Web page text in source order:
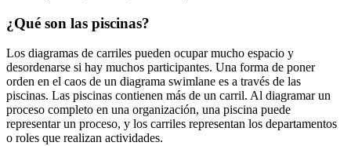
¿Qué son las piscinas?
Los diagramas de carriles pueden ocupar mucho espacio y
desordenarse si hay muchos participantes. Una forma de poner
orden en el caos de un diagrama swimlane es a través de las
piscinas. Las piscinas contienen más de un carril. Al diagramar un
proceso completo en una organización, una piscina puede
representar un proceso, y los carriles representan los departamentos
o roles que realizan actividades.